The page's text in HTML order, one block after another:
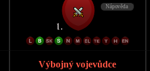
Výbojný vojevůdce